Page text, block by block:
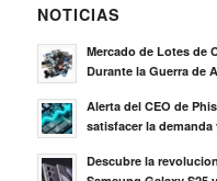
NOTICIAS
Mercado de Lotes de
Durante la Guerra de
Alerta del CEO de
satisfacer la
Descubre la